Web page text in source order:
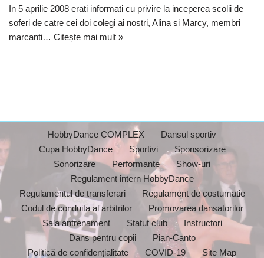
In 5 aprilie 2008 erati informati cu privire la inceperea scolii de
soferi de catre cei doi colegi ai nostri, Alina si Marcy, membri
marcanti… Citește mai mult »
HobbyDance COMPLEX
Dansul sportiv
Cupa HobbyDance
Sportivi
Sponsorizare
Sonorizare
Performante
Show-uri
Regulament intern HobbyDance
Regulamentul de transferari
Regulament de costumatie
Codul de conduita al arbitrilor
Promovarea dansatorilor
Sala antrenament
Statut club
Instructori
Dans pentru copii
Pian-Canto
Politică de confidențialitate
COVID-19
Site Map